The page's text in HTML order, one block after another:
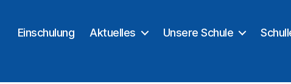
Einschulung Aktuelles Unsere Schule